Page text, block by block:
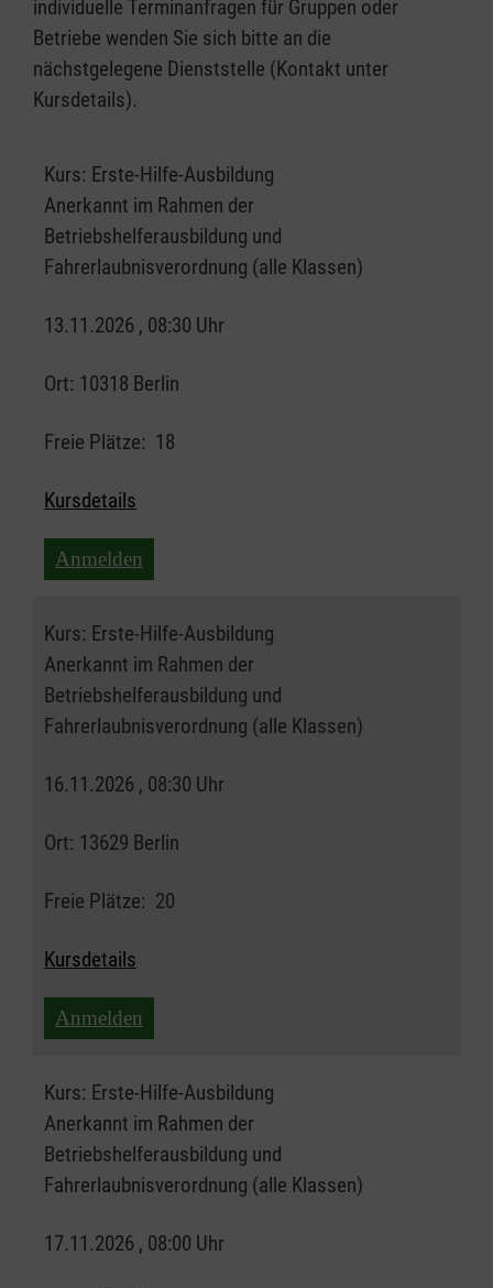
individuelle Terminanfragen für Gruppen oder
Betriebe wenden Sie sich bitte an die
nächstgelegene Dienststelle (Kontakt unter
Kursdetails).
Kurs: Erste-Hilfe-Ausbildung
Anerkannt im Rahmen der
Betriebshelferausbildung und
Fahrerlaubnisverordnung (alle Klassen)
13.11.2026 , 08:30 Uhr
Ort: 10318 Berlin
Freie Plätze: 18
Kursdetails
Anmelden
Kurs: Erste-Hilfe-Ausbildung
Anerkannt im Rahmen der
Betriebshelferausbildung und
Fahrerlaubnisverordnung (alle Klassen)
16.11.2026 , 08:30 Uhr
Ort: 13629 Berlin
Freie Plätze: 20
Kursdetails
Anmelden
Kurs: Erste-Hilfe-Ausbildung
Anerkannt im Rahmen der
Betriebshelferausbildung und
Fahrerlaubnisverordnung (alle Klassen)
17.11.2026 , 08:00 Uhr